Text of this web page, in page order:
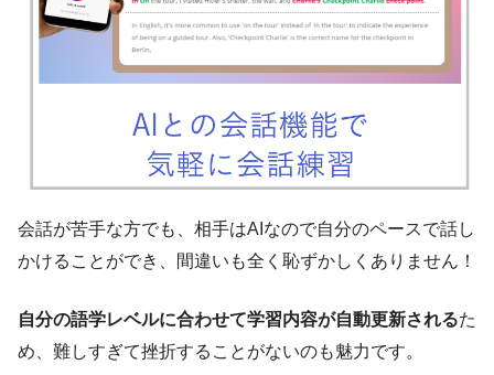
会話が苦手な方でも、相手はAIなので自分のペースで話し
かけることができ、間違いも全く恥ずかしくありません！
自分の語学レベルに合わせて学習内容が自動更新されるた
め、難しすぎて挫折することがないのも魅力です。